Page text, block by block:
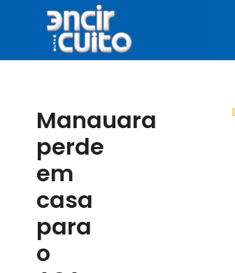
Manauara
perde
em
casa
para
o